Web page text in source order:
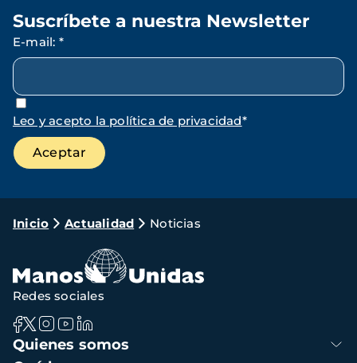
Suscríbete a nuestra Newsletter
E-mail: *
Leo y acepto la política de privacidad*
Ruta
navegación
Inicio Actualidad Noticias
Navegación
principal
Quienes somos
Redes sociales